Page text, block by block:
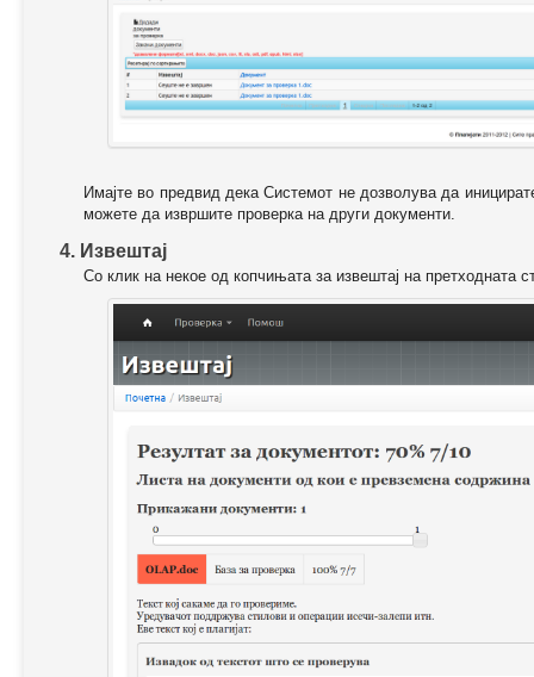
Имајте во предвид дека Системот не дозволува да
можете да извршите проверка на други документи.
4. Извештај
Со клик на некое од копчињата за извештај на претходната